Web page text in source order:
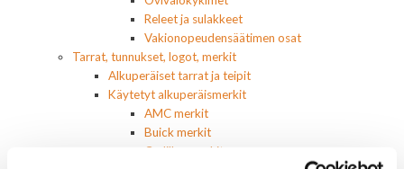
Releet ja sulakkeet
Vakionopeudensäätimen osat
Tarrat, tunnukset, logot, merkit
Alkuperäiset tarrat ja teipit
Käytetyt alkuperäismerkit
AMC merkit
Buick merkit
Cadillac merkit